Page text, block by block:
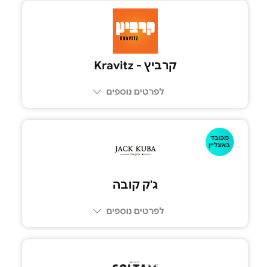
קרביץ - Kravitz
לפרטים נוספים
מכובד
באונליין
ג'ק קובה
לפרטים נוספים